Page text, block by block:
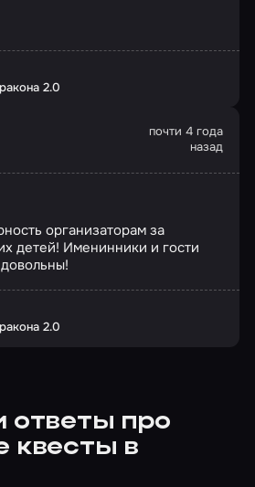
2.0
почти 4 года
назад
организаторам за
детей! Именинники и гости
2.0
ответы про
квесты в